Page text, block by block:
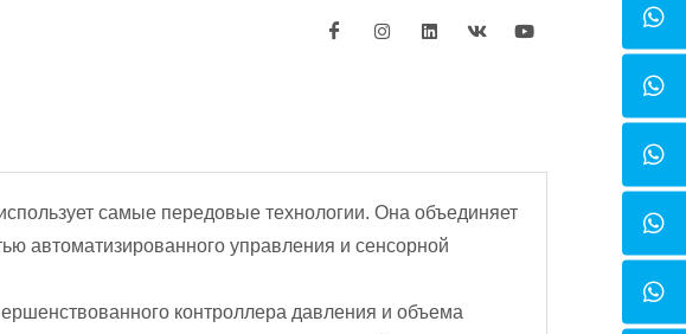
самые передовые технологии. Она объединяет
автоматизированного управления и сенсорной
контроллера давления и объема